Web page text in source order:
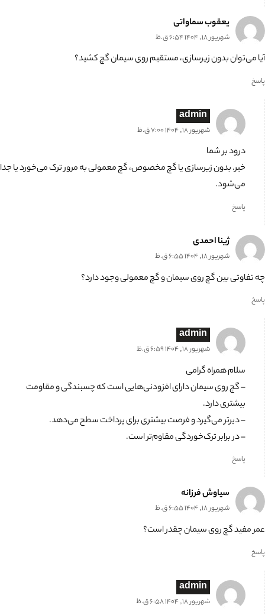
یعقوب سماواتی
شهریور 18, 1404 6:54 ق.ظ
آیا می‌توان بدون زیرسازی، مستقیم روی سیمان گچ کشید؟
پاسخ
admin
شهریور 18, 1404 7:00 ق.ظ
درود بر شما
خیر. بدون زیرسازی یا گچ مخصوص، گچ معمولی به مرور ترک می‌خورد یا جدا
می‌شود.
پاسخ
ژینا احمدی
شهریور 18, 1404 6:55 ق.ظ
چه تفاوتی بین گچ روی سیمان و گچ معمولی وجود دارد؟
پاسخ
admin
شهریور 18, 1404 6:59 ق.ظ
سلام همراه گرامی
– گچ روی سیمان دارای افزودنی‌هایی است که چسبندگی و مقاومت
بیشتری دارد.
– دیرتر می‌گیرد و فرصت بیشتری برای پرداخت سطح می‌دهد.
– در برابر ترک‌خوردگی مقاوم‌تر است.
پاسخ
سیاوش فرزانه
شهریور 18, 1404 6:55 ق.ظ
عمر مفید گچ روی سیمان چقدر است؟
پاسخ
admin
شهریور 18, 1404 6:58 ق.ظ